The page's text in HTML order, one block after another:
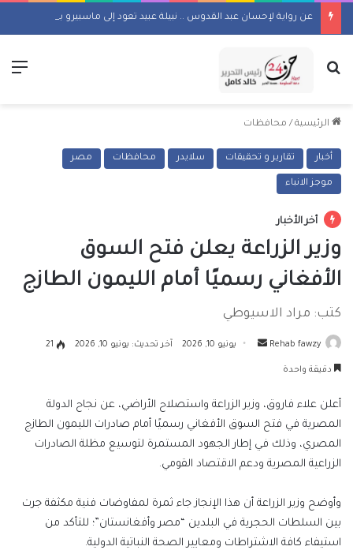
بحث عن
الرئيسية / محافظات
أخبار تقارير و تحقيقات سلايدر محافظات مصر
موجز الانباء
أخر الأخبار
وزير الزراعة يعلن فتح السوق
الأفغاني رسميًا أمام الليمون الطازج
كتب: مراد الاسيوطي
Rehab fawzy
أرسل يونيو 10, 2026 آخر تحديث: يونيو 10, 2026 21
دقيقة واحدة
أعلن علاء فاروق، وزير الزراعة واستصلاح الأراضي، عن نجاح الدولة
المصرية في فتح السوق الأفغاني رسميًا أمام صادرات الليمون الطازج
المصري، وذلك في إطار الجهود المستمرة لتوسيع مظلة الصادرات
الزراعية المصرية ودعم الاقتصاد القومي.
وأوضح وزير الزراعة أن هذا الإنجاز جاء ثمرة لمفاوضات فنية مكثفة جرت
بين السلطات الحجرية في البلدين “مصر وأفغانستان”؛ للتأكد من
استيفاء كافة الاشتراطات ومعايير الصحة النباتية الدولية.